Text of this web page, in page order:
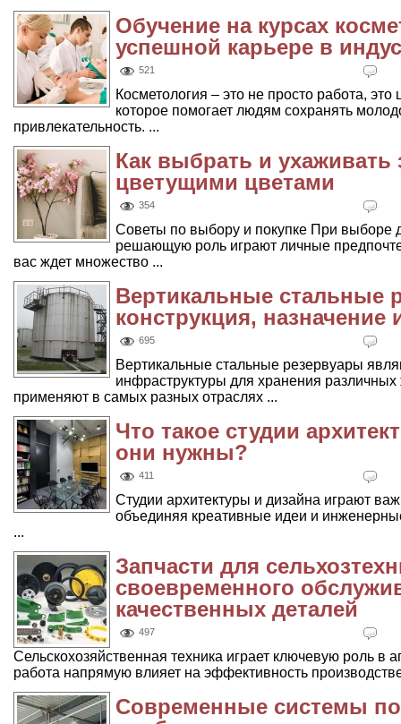
Обучение на курсах
успешной карьере в
521
Косметология – это не просто работа, это
которое помогает людям сохранять
привлекательность. ...
Как выбрать и ухаживать
цветущими цветами
354
Советы по выбору и покупке При выборе
решающую роль играют личные
вас ждет множество ...
Вертикальные стальные
конструкция, назначение
695
Вертикальные стальные резервуары
инфраструктуры для хранения
применяют в самых разных отраслях ...
Что такое студии
они нужны?
411
Студии архитектуры и дизайна играют
объединяя креативные идеи и
...
Запчасти для
своевременного
качественных деталей
497
Сельскохозяйственная техника играет ключевую роль в
работа напрямую влияет на эффективность
Современные системы